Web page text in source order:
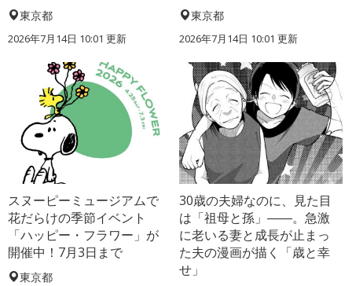
東京都
2026年7月14日 10:01 更新
東京都
2026年7月14日 10:01 更新
スヌーピーミュージアムで
花だらけの季節イベント
「ハッピー・フラワー」が
開催中！7月3日まで
東京都
30歳の夫婦なのに、見た目
は「祖母と孫」――。急激
に老いる妻と成長が止まっ
た夫の漫画が描く「歳と幸
せ」